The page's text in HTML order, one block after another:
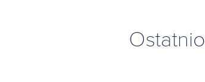
Ostatnio